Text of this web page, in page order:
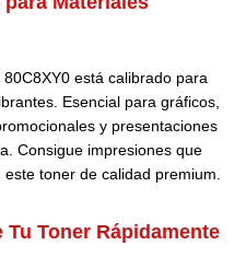
está calibrado para
Esencial para gráficos,
y presentaciones
Consigue impresiones que
toner de calidad premium.
Toner Rápidamente